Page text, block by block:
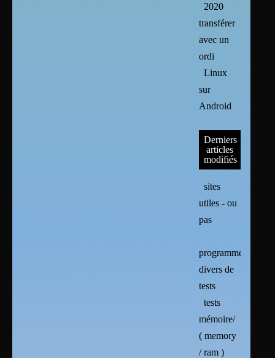
2020
transférer
avec un
ordi
Linux
sur
Android
Derniers
articles
modifiés
sites
utiles - ou
pas
programmes
divers de
tests
tests
mémoire/
( memory
/ ram )